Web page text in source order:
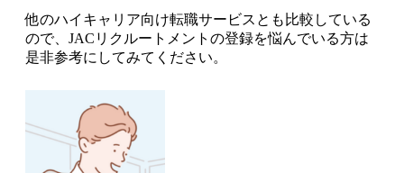
他のハイキャリア向け転職サービスとも比較 している
ので、JACリクルートメントの登録を悩んでいる方は
是非参考にしてみてください。